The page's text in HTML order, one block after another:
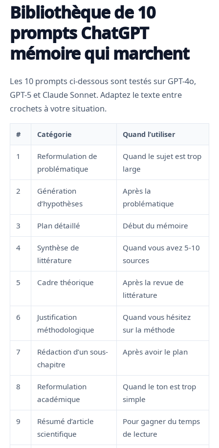
Bibliothèque de 10
prompts ChatGPT
mémoire qui marchent
Les 10 prompts ci-dessous sont testés sur GPT-4o,
GPT-5 et Claude Sonnet. Adaptez le texte entre
crochets à votre situation.
# Catégorie Quand l’utiliser
1
Reformulation de
problématique
Quand le sujet est trop
large
2
Génération
d’hypothèses
Après la
problématique
3 Plan détaillé Début du mémoire
4
Synthèse de
littérature
Quand vous avez 5-10
sources
5 Cadre théorique
Après la revue de
littérature
6
Justification
méthodologique
Quand vous hésitez
sur la méthode
7
Rédaction d’un sous-
chapitre
Après avoir le plan
8
Reformulation
académique
Quand le ton est trop
simple
9
Résumé d’article
scientifique
Pour gagner du temps
de lecture